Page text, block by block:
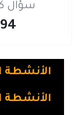
سؤال
94
الأنشطة
الأنشطة